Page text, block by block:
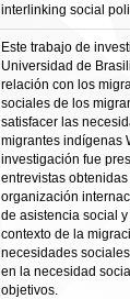
interlinking social
Este trabajo de
Universidad de
relación con los
sociales de los
satisfacer las
migrantes indígenas
investigación fue
entrevistas
organización
de asistencia social
contexto de la
necesidades
en la necesidad
objetivos.